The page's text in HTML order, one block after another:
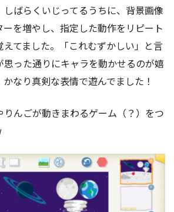
ばらくいじってるうちに、背景画像
を増やし、指定した動作をリピート
てました。「これむずかしい」と言
思った通りにキャラを動かせるのが嬉
なり真剣な表情で遊んでました！
んごが動きまわるゲーム（？）をつ